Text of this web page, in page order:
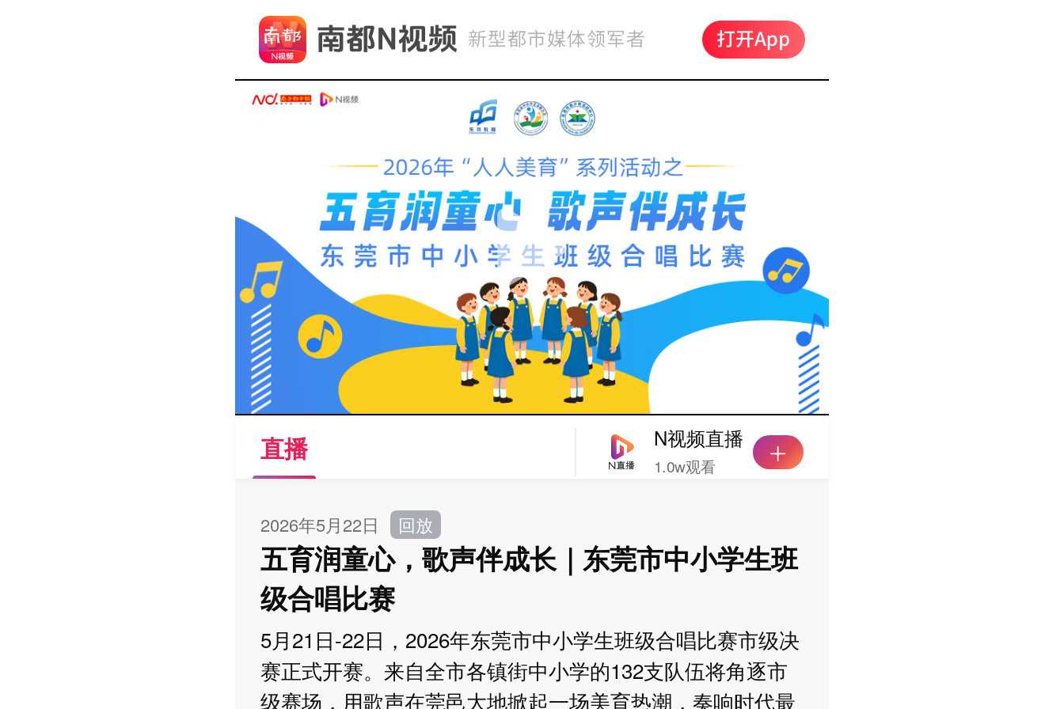
N视频直播
1.0w观看
直播
2026年5月22日 回放
五育润童心，歌声伴成长｜东莞市中小学生班
级合唱比赛
5月21日-22日，2026年东莞市中小学生班级合唱比赛市级决
赛正式开赛。来自全市各镇街中小学的132支队伍将角逐市
级赛场，用歌声在莞邑大地掀起一场美育热潮，奏响时代最